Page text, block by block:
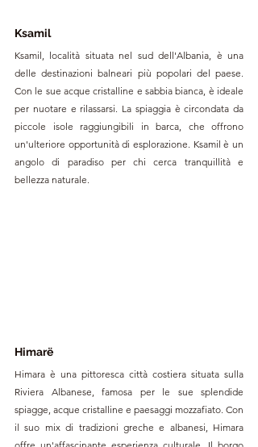
Ksamil
Ksamil, località situata nel sud dell'Albania, è una
delle destinazioni balneari più popolari del paese.
Con le sue acque cristalline e sabbia bianca, è ideale
per nuotare e rilassarsi. La spiaggia è circondata da
piccole isole raggiungibili in barca, che offrono
un'ulteriore opportunità di esplorazione. Ksamil è un
angolo di paradiso per chi cerca tranquillità e
bellezza naturale.
Himarë
Himara è una pittoresca città costiera situata sulla
Riviera Albanese, famosa per le sue splendide
spiagge, acque cristalline e paesaggi mozzafiato. Con
il suo mix di tradizioni greche e albanesi, Himara